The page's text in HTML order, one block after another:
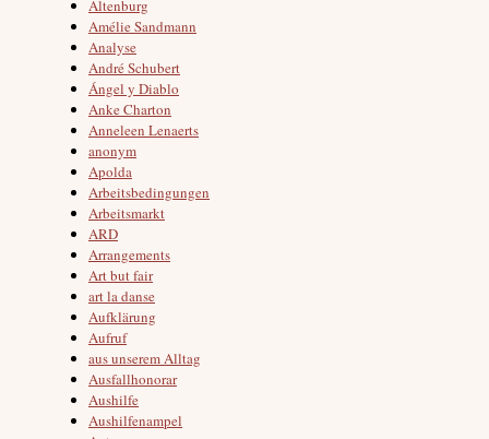
Altenburg
Amélie Sandmann
Analyse
André Schubert
Ángel y Diablo
Anke Charton
Anneleen Lenaerts
anonym
Apolda
Arbeitsbedingungen
Arbeitsmarkt
ARD
Arrangements
Art but fair
art la danse
Aufklärung
Aufruf
aus unserem Alltag
Ausfallhonorar
Aushilfe
Aushilfenampel